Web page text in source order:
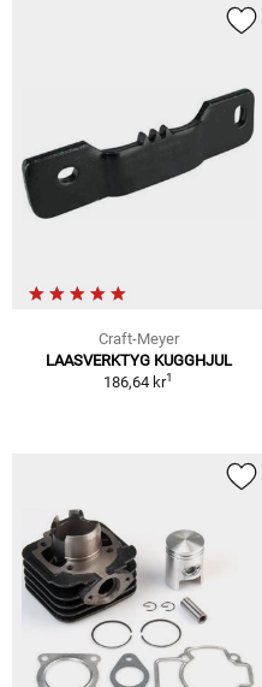
Craft-Meyer
LAASVERKTYG KUGGHJUL
186,64 kr1